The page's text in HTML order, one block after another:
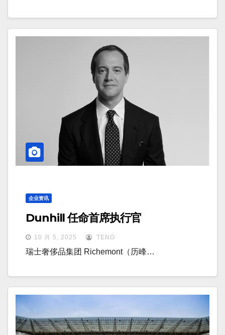
企业资讯
Dunhill 任命首席执行官
10 月 5, 2025 TENG
瑞士奢侈品集团 Richemont（历峰…